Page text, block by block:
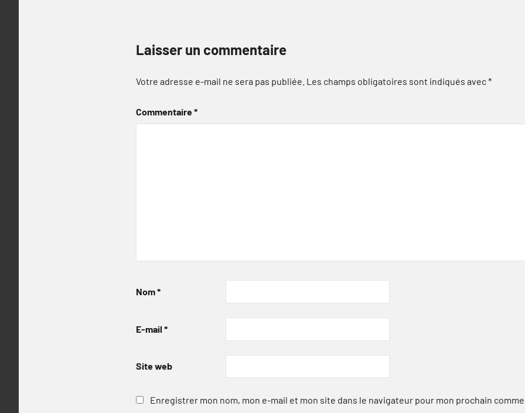
Laisser un commentaire
Votre adresse e-mail ne sera pas publiée. Les champs obligatoires sont indiqués avec*
Commentaire*
Nom*
E-mail *
Site web
Enregistrer mon nom, mon e-mail et mon site dans le navigateur pour mon prochain